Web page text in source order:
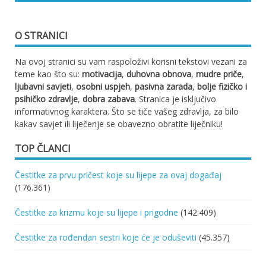
O STRANICI
Na ovoj stranici su vam raspoloživi korisni tekstovi vezani za
teme kao što su: motivacija, duhovna obnova, mudre priče,
ljubavni savjeti, osobni uspjeh, pasivna zarada, bolje fizičko i
psihičko zdravlje, dobra zabava. Stranica je isključivo
informativnog karaktera. Što se tiče vašeg zdravlja, za bilo
kakav savjet ili liječenje se obavezno obratite liječniku!
TOP ČLANCI
Čestitke za prvu pričest koje su lijepe za ovaj događaj
(176.361)
Čestitke za krizmu koje su lijepe i prigodne (142.409)
Čestitke za rođendan sestri koje će je oduševiti (45.357)